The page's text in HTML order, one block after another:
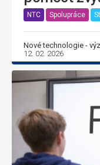
NTC Spolupráce
Nové technologie -
12. 02. 2026